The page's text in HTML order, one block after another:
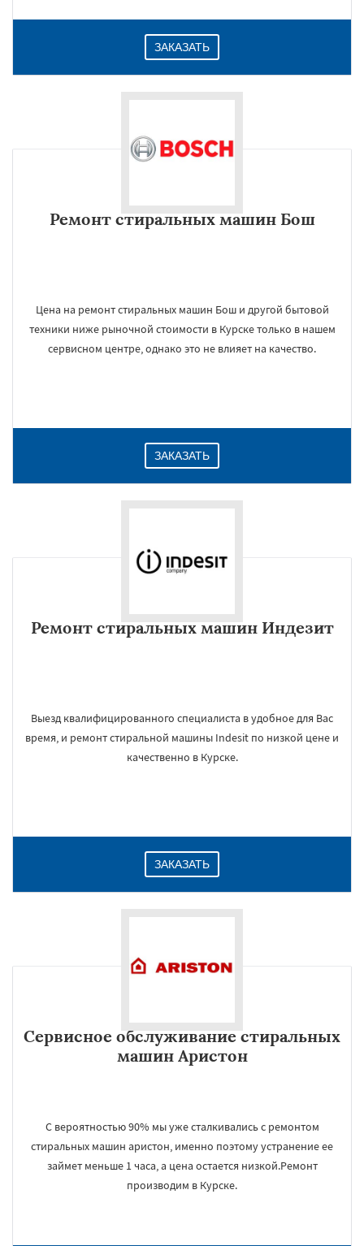
ЗАКАЗАТЬ
Ремонт стиральных машин Бош
Цена на ремонт стиральных машин Бош и другой бытовой
техники ниже рыночной стоимости в Курске только в нашем
сервисном центре, однако это не влияет на качество.
ЗАКАЗАТЬ
Ремонт стиральных машин Индезит
Выезд квалифицированного специалиста в удобное для Вас
время, и ремонт стиральной машины Indesit по низкой цене и
качественно в Курске.
ЗАКАЗАТЬ
Сервисное обслуживание стиральных
машин Аристон
С вероятностью 90% мы уже сталкивались с ремонтом
стиральных машин аристон, именно поэтому устранение ее
займет меньше 1 часа, а цена остается низкой.Ремонт
производим в Курске.